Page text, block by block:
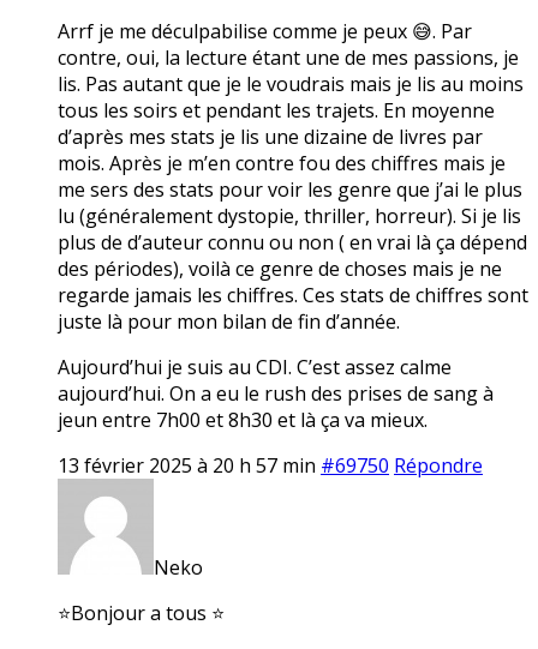
Arrf je me déculpabilise comme je peux 😅. Par
contre, oui, la lecture étant une de mes passions, je
lis. Pas autant que je le voudrais mais je lis au moins
tous les soirs et pendant les trajets. En moyenne
d’après mes stats je lis une dizaine de livres par
mois. Après je m’en contre fou des chiffres mais je
me sers des stats pour voir les genre que j’ai le plus
lu (généralement dystopie, thriller, horreur). Si je lis
plus de d’auteur connu ou non ( en vrai là ça dépend
des périodes), voilà ce genre de choses mais je ne
regarde jamais les chiffres. Ces stats de chiffres sont
juste là pour mon bilan de fin d’année.
Aujourd’hui je suis au CDI. C’est assez calme
aujourd’hui. On a eu le rush des prises de sang à
jeun entre 7h00 et 8h30 et là ça va mieux.
13 février 2025 à 20 h 57 min #69750 Répondre
Neko
⭐Bonjour a tous ⭐